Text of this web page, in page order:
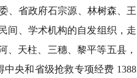
省政府石宗源、林树森、王
间、学术机构的自发组织，走
、天柱、三穗、黎平等五县，
央和省级抢救专项经费 1388